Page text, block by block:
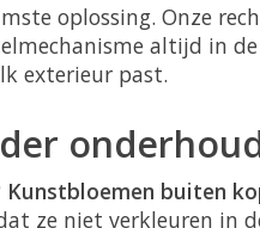
oplossing. Onze
altijd in
exterieur past.
Kunstbloemen buiten
ze niet verkleuren in